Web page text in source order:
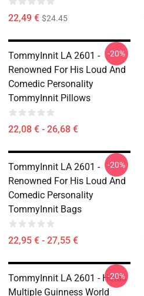
22,49 € $24.45
TommyInnit LA 2601 -
Renowned For His Loud And
Comedic Personality
TommyInnit Pillows
22,08 € - 26,68 €
-20%
TommyInnit LA 2601 -
Renowned For His Loud And
Comedic Personality
TommyInnit Bags
22,95 € - 27,55 €
-20%
TommyInnit LA 2601 - Holds
Multiple Guinness World
-20%